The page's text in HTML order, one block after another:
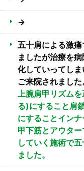
→
五十肩による激
ましたが治療を
化していってし
ご来院されまし
上腕肩甲リズム
る)にすること肩
にすることイン
甲下筋とアウタ
していく施術で
ました。